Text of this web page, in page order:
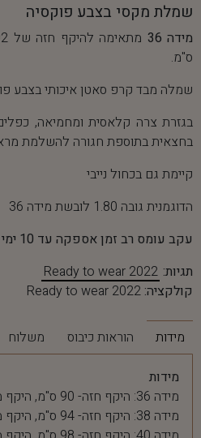
שמלת מקסי בצבע פוקסיה
מידה 36
ס"מ.
שמלה מבד קרפ סאטן איכותי בצבע
בגזרת צרה קלאסית ומחמיאה,
בחצאית בתוספת חגורה להשלמת
קיימת גם בכחול נייבי
הדוגמנית גובה 1.80 לובשת מידה 36
עקב עומס רב זמן אספקה עד 10 ימי עסקים
תגיות: Ready to wear 2022
קולקציה: Ready to wear 2022
מידות הוראות כיבוס משלוח
מידות
מידה 36: היקף חזה- 90 ס"מ, היקף מותן- 68 ס"מ
מידה 38: היקף חזה- 94 ס"מ, היקף מותן- 72 ס"מ